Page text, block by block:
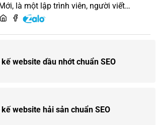
Mới, là một lập trình viên, người viết
content, chuyên tư vấn các vấn đề về
website dầu nhớt chuẩn SEO
website hải sản chuẩn SEO